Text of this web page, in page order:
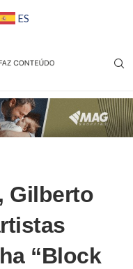
ES
Gilberto
“Block